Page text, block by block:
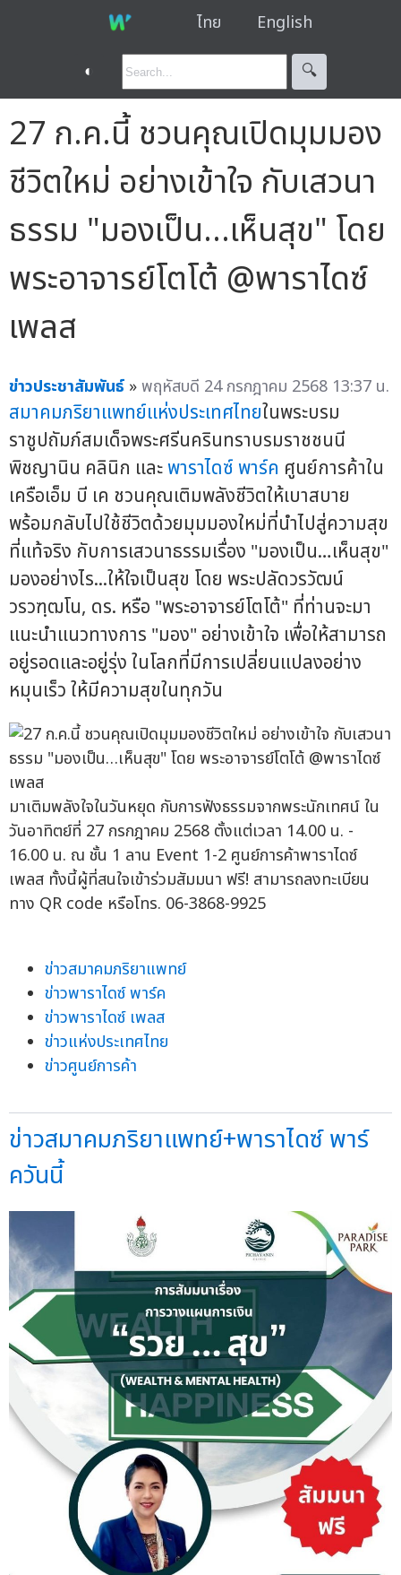
ไทย English
◐ 🔍︎
27 ก.ค.นี้ ชวนคุณเปิดมุมมอง
ชีวิตใหม่ อย่างเข้าใจ กับเสวนา
ธรรม "มองเป็น…เห็นสุข" โดย
พระอาจารย์โตโต้ @พาราไดซ์
เพลส
ข่าวประชาสัมพันธ์ »พฤหัสบดี 24 กรกฎาคม 2568 13:37 น.
สมาคมภริยาแพทย์แห่งประเทศไทยในพระบรม
ราชูปถัมภ์สมเด็จพระศรีนครินทราบรมราชชนนี
พิชญานิน คลินิก และพาราไดซ์ พาร์ค ศูนย์การค้าใน
เครือเอ็ม บี เค ชวนคุณเติมพลังชีวิตให้เบาสบาย
พร้อมกลับไปใช้ชีวิตด้วยมุมมองใหม่ที่นำไปสู่ความสุข
ที่แท้จริง กับการเสวนาธรรมเรื่อง "มองเป็น…เห็นสุข"
มองอย่างไร...ให้ใจเป็นสุข โดย พระปลัดวรวัฒน์
วรวฑฺฒโน, ดร. หรือ "พระอาจารย์โตโต้" ที่ท่านจะมา
แนะนำแนวทางการ "มอง" อย่างเข้าใจ เพื่อให้สามารถ
อยู่รอดและอยู่รุ่ง ในโลกที่มีการเปลี่ยนแปลงอย่าง
หมุนเร็ว ให้มีความสุขในทุกวัน
มาเติมพลังใจในวันหยุด กับการฟังธรรมจากพระนักเทศน์ ใน
วันอาทิตย์ที่ 27 กรกฎาคม 2568 ตั้งแต่เวลา 14.00 น. -
16.00 น. ณ ชั้น 1 ลาน Event 1-2 ศูนย์การค้าพาราไดซ์
เพลส ทั้งนี้ผู้ที่สนใจเข้าร่วมสัมมนา ฟรี! สามารถลงทะเบียน
ทาง QR code หรือโทร. 06-3868-9925
ข่าวสมาคมภริยาแพทย์
ข่าวพาราไดซ์ พาร์ค
ข่าวพาราไดซ์ เพลส
ข่าวแห่งประเทศไทย
ข่าวศูนย์การค้า
ข่าวสมาคมภริยาแพทย์+พาราไดซ์ พาร์
ควันนี้